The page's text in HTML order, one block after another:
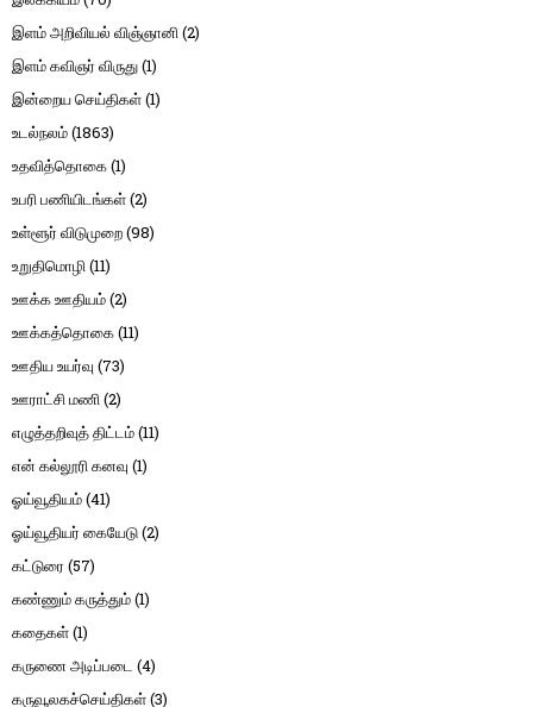
இளம் அறிவியல் விஞ்ஞானி(2)
இளம் கவிஞர் விருது(1)
இன்றைய செய்திகள்(1)
உடல்நலம்(1863)
உதவித்தொகை(1)
உபரி பணியிடங்கள்(2)
உள்ளூர் விடுமுறை(98)
உறுதிமொழி(11)
ஊக்க ஊதியம்(2)
ஊக்கத்தொகை(11)
ஊதிய உயர்வு (73)
ஊராட்சி மணி(2)
எழுத்தறிவுத் திட்டம்(11)
என் கல்லூரி கனவு (1)
ஓய்வூதியம்(41)
ஓய்வூதியர் கையேடு(2)
கட்டுரை (57)
கண்ணும் கருத்தும்(1)
கதைகள்(1)
கருணை அடிப்படை (4)
கருவூலகச்செய்திகள்(3)